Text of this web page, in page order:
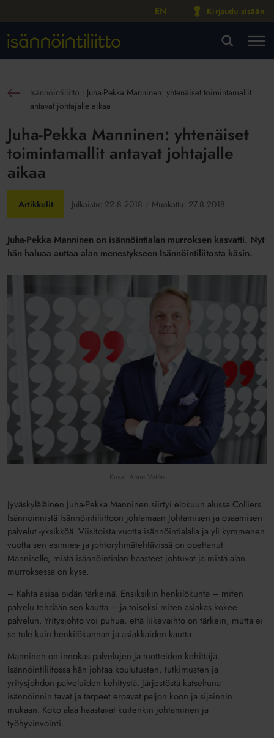
EN Kirjaudu sisään
Isännöintiliitto : Juha-Pekka Manninen: yhtenäiset toimintamallit
antavat johtajalle aikaa
Juha-Pekka Manninen: yhtenäiset
toimintamallit antavat johtajalle
aikaa
Artikkelit Julkaistu: 22.8.2018 Muokattu: 27.8.2018
Juha-Pekka Manninen on isännöintialan murroksen kasvatti. Nyt
hän haluaa auttaa alan menestykseen Isännöintiliitosta käsin.
Kuva: Anne Vatén
Jyväskyläläinen Juha-Pekka Manninen siirtyi elokuun alussa Colliers
Isännöinnistä Isännöintiliittoon johtamaan Johtamisen ja osaamisen
palvelut -yksikköä. Viisitoista vuotta isännöintialalla ja yli kymmenen
vuotta sen esimies- ja johtoryhmätehtävissä on opettanut
Manniselle, mistä isännöintialan haasteet johtuvat ja mistä alan
murroksessa on kyse.
– Kahta asiaa pidän tärkeinä. Ensiksikin henkilökunta – miten
palvelu tehdään sen kautta – ja toiseksi miten asiakas kokee
palvelun. Yritysjohto voi puhua, että liikevaihto on tärkein, mutta ei
se tule kuin henkilökunnan ja asiakkaiden kautta.
Manninen on innokas palvelujen ja tuotteiden kehittäjä.
Isännöintiliitossa hän johtaa koulutusten, tutkimusten ja
yritysjohdon palveluiden kehitystä. Järjestöstä katseltuna
isännöinnin tavat ja tarpeet eroavat paljon koon ja sijainnin
mukaan. Koko alaa haastavat kuitenkin johtaminen ja
työhyvinvointi.